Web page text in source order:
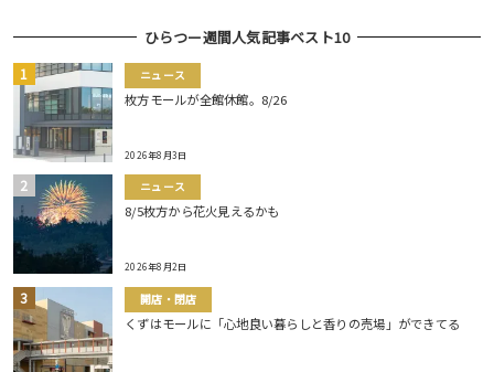
ひらつー週間人気記事ベスト10
ニュース
枚方モールが全館休館。8/26
2026年8月3日
ニュース
8/5枚方から花火見えるかも
2026年8月2日
開店・閉店
くずはモールに「心地良い暮らしと香りの売場」ができてる